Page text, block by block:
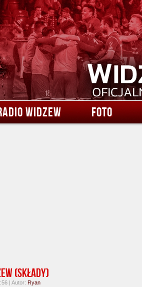
WIDZEW FOTO
(składy)
| Autor: Ryan